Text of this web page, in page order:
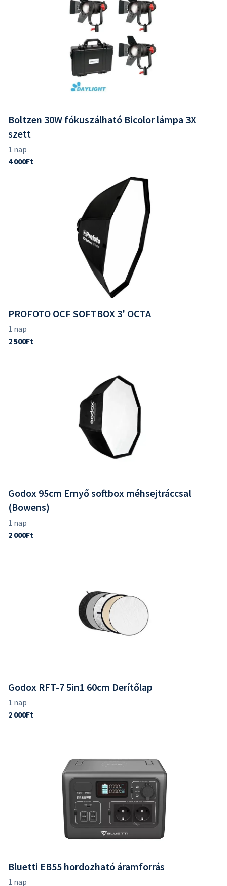
Boltzen 30W fókuszálható Bicolor lámpa 3X
szett
PROFOTO OCF SOFTBOX 3' OCTA
Godox 95cm Ernyő softbox méhsejtráccsal
(Bowens)
Godox RFT-7 5in1 60cm Derítőlap
Bluetti EB55 hordozható áramforrás